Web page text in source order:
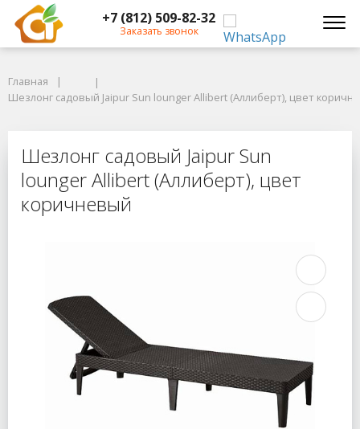
+7 (812) 509-82-32
Заказать звонок
Шезлонг садовый Jaipur Sun lounger Allibert (Аллиберт), цвет
Шезлонг садовый Jaipur Sun
Главная
Шезлонг садовый Jaipur Sun lounger Allibert (Аллиберт), цвет
Шезлонг садовый Jaipur Sun
lounger Allibert (Аллиберт), цвет
коричневый